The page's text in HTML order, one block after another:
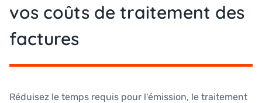
vos coûts de traitement des
factures
Réduisez le temps requis pour l'émission, le traitement